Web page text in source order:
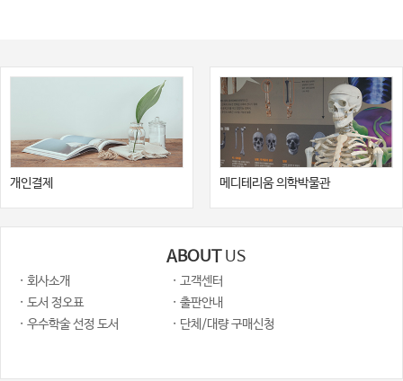
개인결제 메디테리움 의학박물관
ABOUT US
· 회사소개
· 고객센터
· 도서 정오표
· 출판안내
· 우수학술 선정 도서
· 단체/대량 구매신청